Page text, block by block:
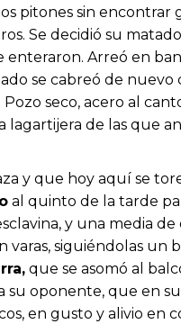
pitones sin
Se decidió su
enteraron. Arreó en
se cabreó de
seco, acero al
de las que
y que hoy aquí se
al quinto de la tarde
y una media
varas, siguiéndolas un
que se asomó al
oponente, que en
en gusto y alivio en